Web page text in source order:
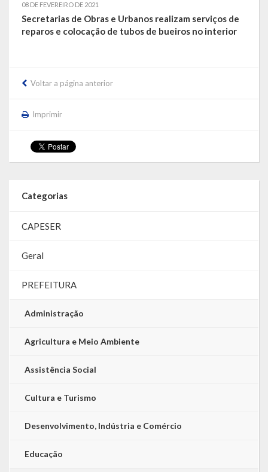
RREO – Relatório Resumido da Execução Orçamentária
LOA – Lei Orçamentária Anual
PPA – Plano Plurianual
LDO – Lei de Diretrizes Orçamentárias
Acesso à Informação
08 DE FEVEREIRO DE 2021
Secretarias de Obras e Urbanos realizam serviços de
reparos e colocação de tubos de bueiros no interior
Voltar a página anterior
Imprimir
Categorias
CAPESER
Geral
PREFEITURA
Administração
Agricultura e Meio Ambiente
Assistência Social
Cultura e Turismo
Desenvolvimento, Indústria e Comércio
Educação